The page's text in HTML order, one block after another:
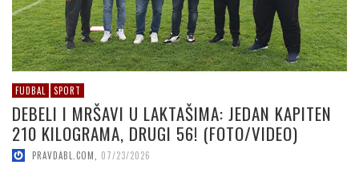
FUDBAL SPORT
DEBELI I MRŠAVI U LAKTAŠIMA: JEDAN KAPITEN
210 KILOGRAMA, DRUGI 56! (FOTO/VIDEO)
PRAVDABL.COM 07/23/2026